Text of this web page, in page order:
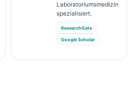
Laboratoriumsmedizin
spezialisiert.
ResearchGate
Google Scholar